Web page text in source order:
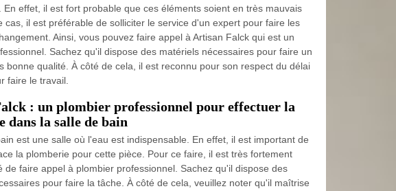
En effet, il est fort probable que ces éléments soient en très mauvais
cas, il est préférable de solliciter le service d'un expert pour faire les
Ainsi, vous pouvez faire appel à Artisan Falck qui est un
Sachez qu'il dispose des matériels nécessaires pour faire un
bonne qualité. À côté de cela, il est reconnu pour son respect du délai
faire le travail.
: un plombier professionnel pour effectuer la
dans la salle de bain
est une salle où l'eau est indispensable. En effet, il est important de
la plomberie pour cette pièce. Pour ce faire, il est très fortement
de faire appel à plombier professionnel. Sachez qu'il dispose des
pour faire la tâche. À côté de cela, veuillez noter qu'il maîtrise